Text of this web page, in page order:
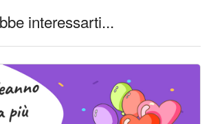
interessarti...